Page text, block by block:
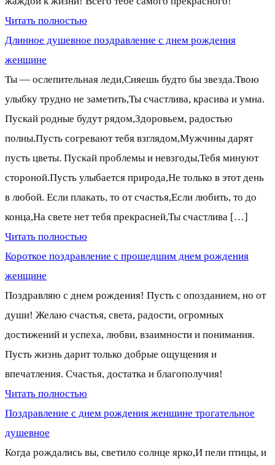
Читать полностью
Длинное душевное поздравление с днем рождения
женщине
Ты — ослепительная леди,Сияешь будто бы звезда.Твою
улыбку трудно не заметить,Ты счастлива, красива и умна.
Пускай родные будут рядом,Здоровьем, радостью
полны.Пусть согревают тебя взглядом,Мужчины дарят
пусть цветы. Пускай проблемы и невзгоды,Тебя минуют
стороной.Пусть улыбается природа,Не только в этот день
в любой. Если плакать, то от счастья,Если любить, то до
конца,На свете нет тебя прекрасней,Ты счастлива […]
Читать полностью
Короткое поздравление с прошедшим днем рождения
женщине
Поздравляю с днем рождения! Пусть с опозданием, но от
души! Желаю счастья, света, радости, огромных
достижений и успеха, любви, взаимности и понимания.
Пусть жизнь дарит только добрые ощущения и
впечатления. Счастья, достатка и благополучия!
Читать полностью
Поздравление с днем рождения женщине трогательное
душевное
Когда рождались вы, светило солнце ярко,И пели птицы, и